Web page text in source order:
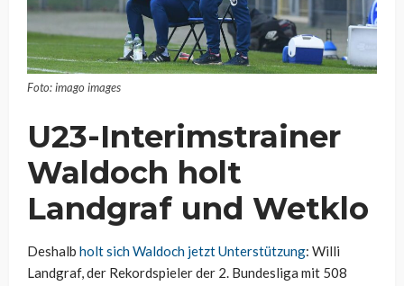
Foto: imago images
U23-Interimstrainer
Waldoch holt
Landgraf und Wetklo
Deshalb holt sich Waldoch jetzt Unterstützung: Willi
Landgraf, der Rekordspieler der 2. Bundesliga mit 508